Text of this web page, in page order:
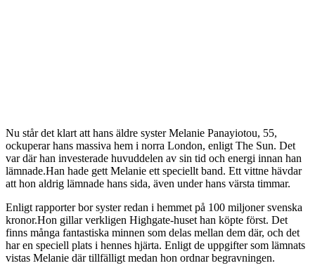
Nu står det klart att hans äldre syster Melanie Panayiotou, 55,
ockuperar hans massiva hem i norra London, enligt The Sun. Det
var där han investerade huvuddelen av sin tid och energi innan han
lämnade.Han hade gett Melanie ett speciellt band. Ett vittne hävdar
att hon aldrig lämnade hans sida, även under hans värsta timmar.
Enligt rapporter bor syster redan i hemmet på 100 miljoner svenska
kronor.Hon gillar verkligen Highgate-huset han köpte först. Det
finns många fantastiska minnen som delas mellan dem där, och det
har en speciell plats i hennes hjärta. Enligt de uppgifter som lämnats
vistas Melanie där tillfälligt medan hon ordnar begravningen.